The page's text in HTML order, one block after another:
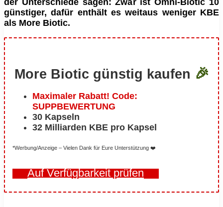
der Unterschiede sagen: Zwar ist Omni-Biotic 10
günstiger, dafür enthält es weitaus weniger KBE
als More Biotic.
More Biotic günstig kaufen 🎉
Maximaler Rabatt! Code:
SUPPBEWERTUNG
30 Kapseln
32 Milliarden KBE pro Kapsel
*Werbung/Anzeige – Vielen Dank für Eure Unterstützung ❤️
Auf Verfügbarkeit prüfen